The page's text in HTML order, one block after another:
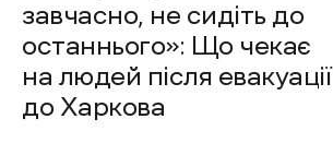
завчасно, не сидіть до
останнього»: Що чекає
на людей після евакуації
до Харкова